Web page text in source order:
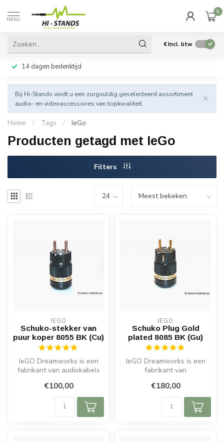
MENU
0
€Incl. btw
14 dagen bedenktijd
Bij Hi-Stands vindt u een zorgvuldig geselecteerd assortiment
audio- en videoaccessoires van topkwaliteit.
Home / Tags / IeGo
Producten getagd met IeGo
Filters
IEGO
Schuko-stekker van
puur koper 8055 BK (Cu)
IeGO Dreamworks is een
fabrikant van audiokabels
audiofiele k...
€100,00
IEGO
Schuko Plug Gold
plated 8085 BK (Gu)
IeGO Dreamworks is een
fabrikant van
audiofiele kwaliteit e...
€180,00